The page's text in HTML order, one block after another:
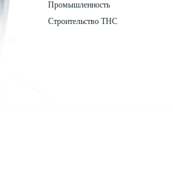
Промышленность
Строительство ТНС